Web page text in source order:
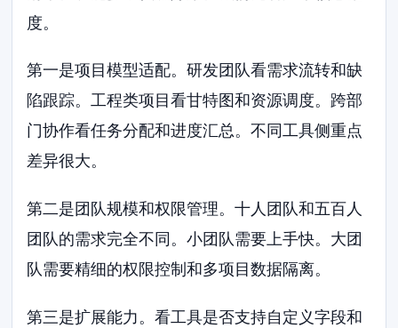
度。
第一是项目模型适配。研发团队看需求流转和缺
陷跟踪。工程类项目看甘特图和资源调度。跨部
门协作看任务分配和进度汇总。不同工具侧重点
差异很大。
第二是团队规模和权限管理。十人团队和五百人
团队的需求完全不同。小团队需要上手快。大团
队需要精细的权限控制和多项目数据隔离。
第三是扩展能力。看工具是否支持自定义字段和